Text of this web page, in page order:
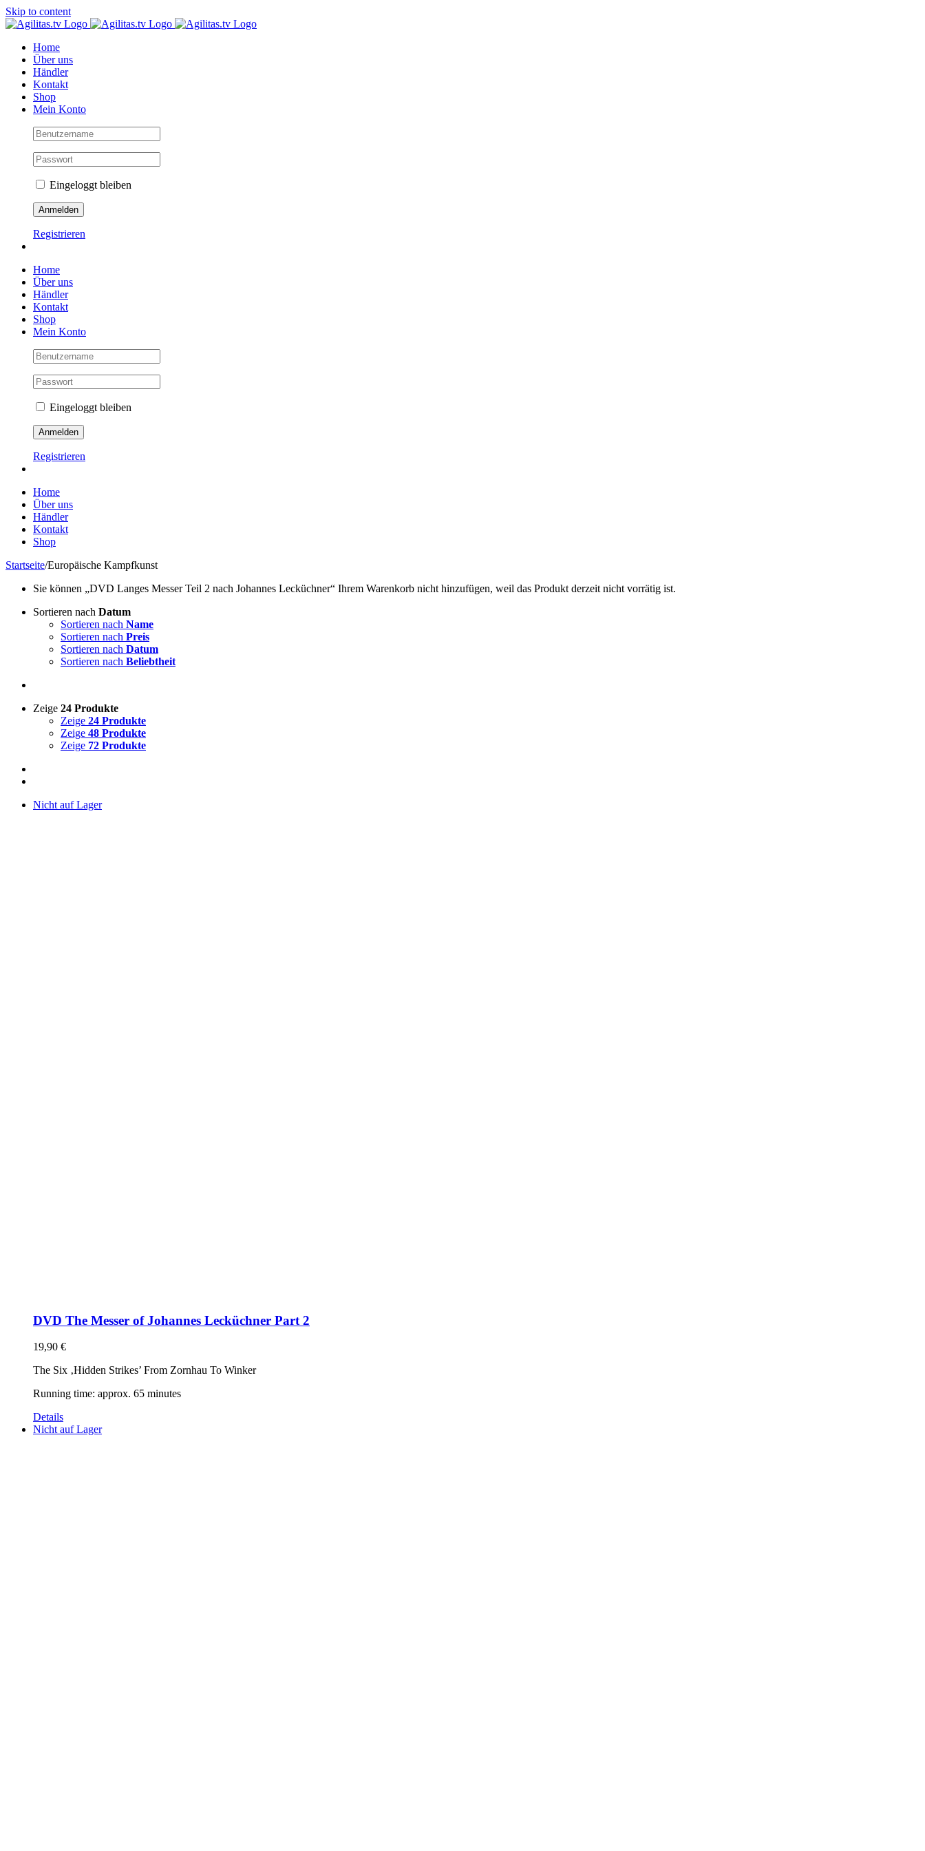
Skip to content
Home
Über uns
Händler
Kontakt
Shop
Mein Konto
Eingeloggt bleiben
Registrieren
Home
Über uns
Händler
Kontakt
Shop
Mein Konto
Eingeloggt bleiben
Registrieren
Home
Über uns
Händler
Kontakt
Shop
Startseite/Europäische Kampfkunst
Sie können „DVD Langes Messer Teil 2 nach Johannes Lecküchner“ Ihrem Warenkorb nicht hinzufügen, weil das Produkt derzeit nicht vorrätig ist.
Sortieren nach Datum
Sortieren nach Name
Sortieren nach Preis
Sortieren nach Datum
Sortieren nach Beliebtheit
Zeige 24 Produkte
Zeige 24 Produkte
Zeige 48 Produkte
Zeige 72 Produkte
Nicht auf Lager
DVD The Messer of Johannes Lecküchner Part 2
19,90 €
The Six ‚Hidden Strikes’ From Zornhau To Winker
Running time: approx. 65 minutes
Details
Nicht auf Lager